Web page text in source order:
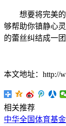
想要将完美的
够帮助你镇静心
的蕾丝纠结成一
本文地址：http://
相关推荐
中华全国体育基